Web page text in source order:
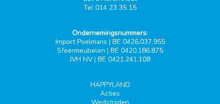
Tel 014 23 35 15
Ondernemingsnummers:
Import Poelmans | BE 0426.037.955
Sfeermeubelen | BE 0420.186.875
JVH NV | BE 0421.241.108
HAPPYLAND
Acties
Wedstrijden